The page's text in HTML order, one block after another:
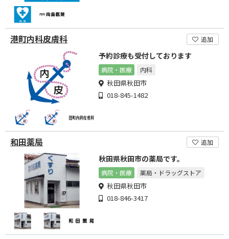
港町内科皮膚科 追加
予約診療も受付しております
病院・医療 内科
秋田県秋田市
018-845-1482
和田薬局 追加
秋田県秋田市の薬局です。
病院・医療 薬局・ドラッグストア
秋田県秋田市
018-846-3417